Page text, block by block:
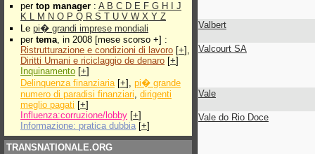
per top manager : A B C D E F G H
J
K L M N O P Q R S T U V W X Y Z
Le pi� grandi imprese mondiali
per tema, in 2008 [mese scorso +] :
Ristrutturazione e condizioni di lavoro [+],
Diritti Umani e riciclaggio de denaro [+]
Inquinamento [+]
Delinquenza finanziaria[+], pi� grande
numero di paradisi finanziari, dirigenti
meglio pagati [+]
Influenza:corruzione/lobby [+]
Informazione: pratica dubbia [+]
TRANSNATIONALE.ORG
Valbert
Valcourt SA
Vale
Vale do Rio Doce